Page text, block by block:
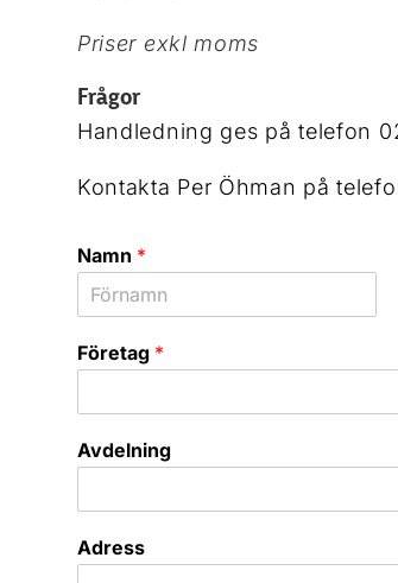
Priser exkl moms
Frågor
Handledning ges på telefon
Kontakta Per Öhman på
Namn *
ö
rFöretag *
Avdelning
Adress